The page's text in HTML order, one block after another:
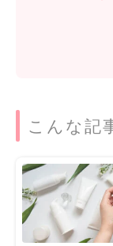
こんな記